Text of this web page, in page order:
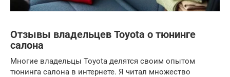
Отзывы владельцев Toyota о тюнинге
салона
Многие владельцы Toyota делятся своим опытом
тюнинга салона в интернете. Я читал множество